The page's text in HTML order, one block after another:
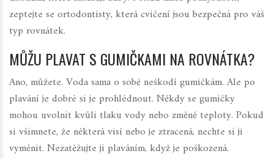
zeptejte se ortodontisty, která cvičení jsou bezpečná pro váš
typ rovnátek.
MŮŽU PLAVAT S GUMIČKAMI NA ROVNÁTKA?
Ano, můžete. Voda sama o sobě neškodí gumičkám. Ale po
plavání je dobré si je prohlédnout. Někdy se gumičky
mohou uvolnit kvůli tlaku vody nebo změně teploty. Pokud
si všimnete, že některá visí nebo je ztracená, nechte si ji
vyměnit. Nezatěžujte ji plaváním, když je poškozená.